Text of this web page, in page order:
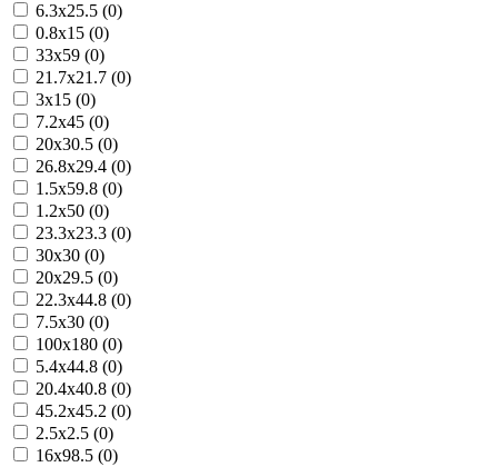
6.3x25.5 (0)
0.8x15 (0)
33x59 (0)
21.7x21.7 (0)
3x15 (0)
7.2x45 (0)
20x30.5 (0)
26.8x29.4 (0)
1.5x59.8 (0)
1.2x50 (0)
23.3x23.3 (0)
30x30 (0)
20x29.5 (0)
22.3x44.8 (0)
7.5x30 (0)
100x180 (0)
5.4x44.8 (0)
20.4x40.8 (0)
45.2x45.2 (0)
2.5x2.5 (0)
16x98.5 (0)